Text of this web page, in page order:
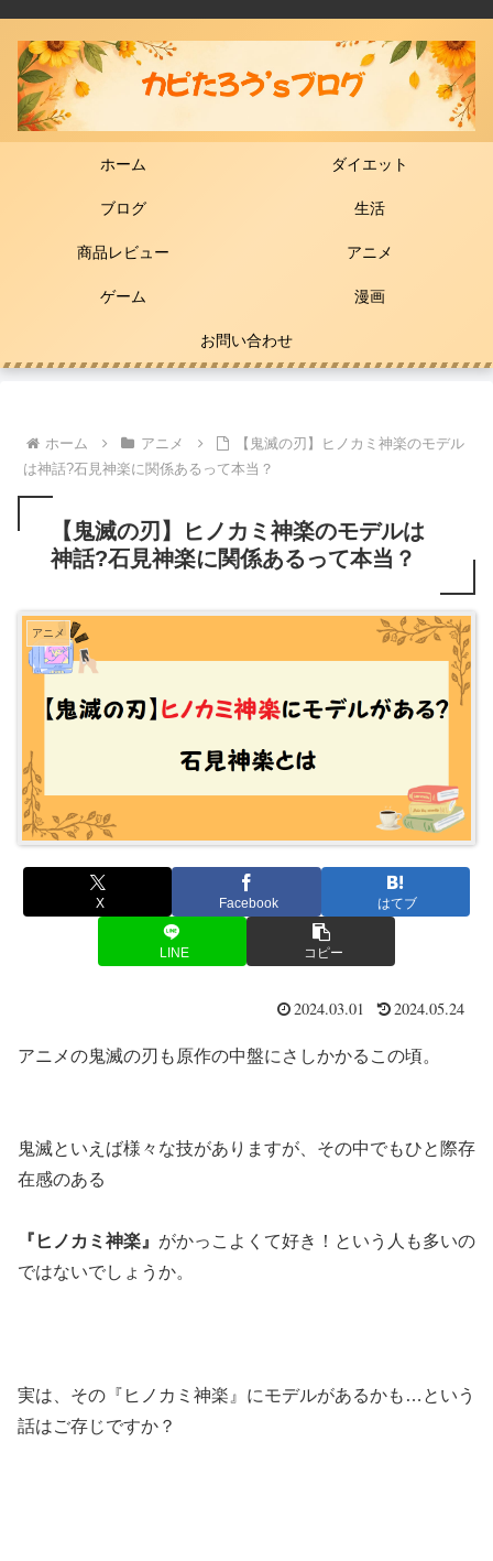
ホーム ダイエット
ブログ 生活
商品レビュー アニメ
ゲーム 漫画
お問い合わせ
ホーム アニメ
【鬼滅の刃】ヒノカミ神楽のモデル
は神話?石見神楽に関係あるって本当？
【鬼滅の刃】ヒノカミ神楽のモデルは
神話?石見神楽に関係あるって本当？
アニメ
X Facebook はてブ
LINE コピー
2024.03.01 2024.05.24
アニメの鬼滅の刃も原作の中盤にさしかかるこの頃。
鬼滅といえば様々な技がありますが、その中でもひと際存
在感のある
『ヒノカミ神楽』 がかっこよくて好き！という人も多いの
ではないでしょうか。
実は、その『ヒノカミ神楽』にモデルがあるかも…という
話はご存じですか？